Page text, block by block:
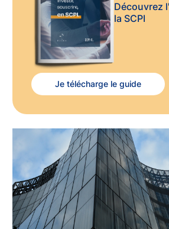
Découvrez
la SCPI
Je télécharge le guide